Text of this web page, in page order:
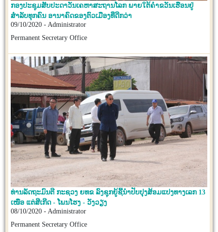
ກອງປະຊຸມສັບປະດາວັນເຄຫາສະຖານໂລກ ພາຍໃຕ້ຄຳຂວັນເຮືອນຢູ່
ສຳລັບທຸກຄົນ ອານາຄົດຂອງຕົວເມືອງທີ່ດີກວ່າ
09/10/2020 - Administrator
Permanent Secretary Office
ທ່ານລັດຖະມົນຕີ ກະຊວງ ຍທຂ ລົງຊຸກຍູ້ຊີ້ນຳປັບປຸງສ້ອມແປງທາງເລກ 13
ເໜືອ ແຕ່ສີເກີດ - ໂພນໂຮງ - ວັງວຽງ
08/10/2020 - Administrator
Permanent Secretary Office